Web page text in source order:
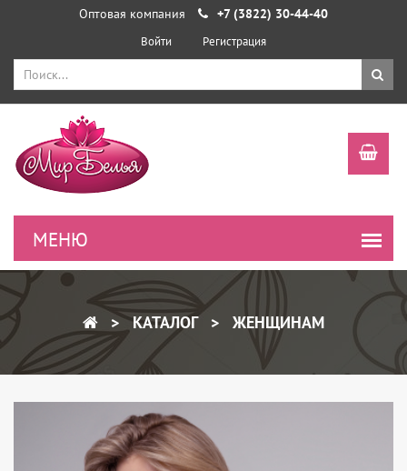
Оптовая компания +7 (3822) 30-44-40
Войти Регистрация
КАТАЛОГ ЖЕНЩИНАМ